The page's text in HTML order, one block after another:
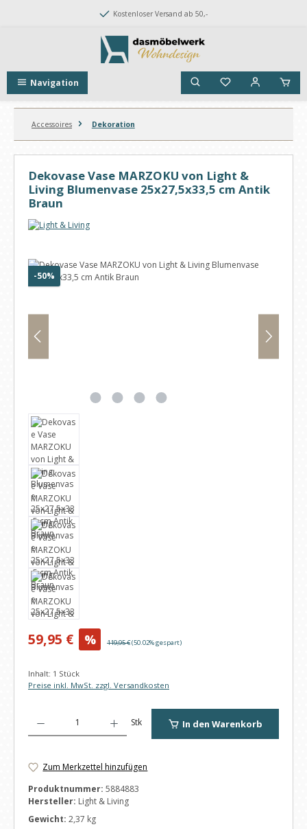
Zum Hauptinhalt springenKostenloser Versand ab 50,-
Navigation
Accessoires Dekoration
Dekovase Vase MARZOKU von Light &
Living Blumenvase 25x27,5x33,5 cm Antik
Braun
Bildergalerie überspringen
-50% Rabatt
Verkaufspreis:
59,95 € % Regulärer Preis:
119,95 €(50.02% gespart)
Inhalt: 1 Stück
Preise inkl. MwSt. zzgl. Versandkosten
Stk In den Warenkorb
Zum Merkzettel hinzufügen
Produktnummer: 5884883
Hersteller: Light & Living
Gewicht: 2,37 kg